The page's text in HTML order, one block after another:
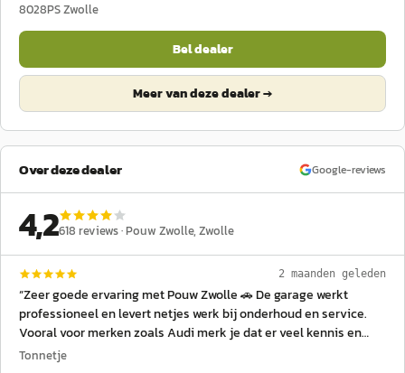
8028PSZwolle
Bel dealer
Meer van deze dealer →
Over deze dealer Google-reviews
4,2618 reviews ·Pouw Zwolle, Zwolle
2 maanden geleden
“Zeer goede ervaring met Pouw Zwolle 🚗 De garage werkt
professioneel en levert netjes werk bij onderhoud en service.
Vooral voor merken zoals Audi merk je dat er veel kennis en
ervaring aanwezig is. Het personeel is vriendelijk en helpt je
Tonnetje